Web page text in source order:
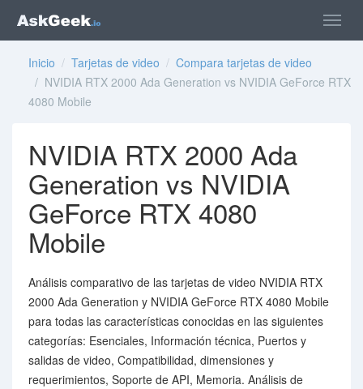
Inicio / Tarjetas de video / Compara tarjetas de video
/ NVIDIA RTX 2000 Ada Generation vs NVIDIA GeForce RTX
4080 Mobile
NVIDIA RTX 2000 Ada
Generation vs NVIDIA
GeForce RTX 4080
Mobile
Análisis comparativo de las tarjetas de video NVIDIA RTX
2000 Ada Generation y NVIDIA GeForce RTX 4080 Mobile
para todas las características conocidas en las siguientes
categorías: Esenciales, Información técnica, Puertos y
salidas de video, Compatibilidad, dimensiones y
requerimientos, Soporte de API, Memoria. Análisis de